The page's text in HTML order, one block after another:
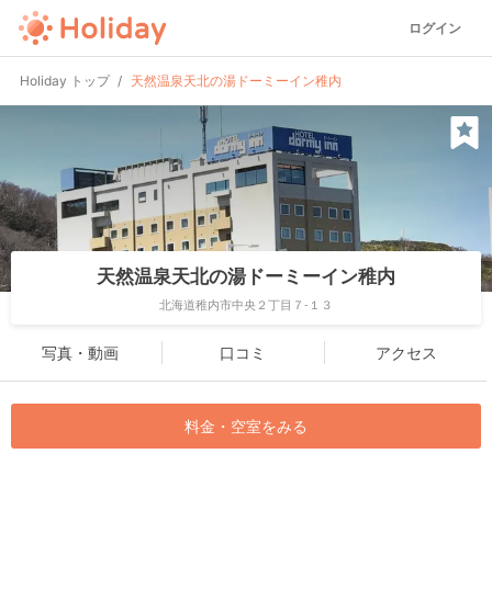
ログイン
Holiday トップ 天然温泉天北の湯ドーミーイン稚内
天然温泉天北の湯ドーミーイン稚内
北海道稚内市中央２丁目７-１３
写真・動画 口コミ アクセス
料金・空室をみる